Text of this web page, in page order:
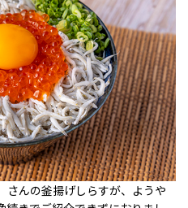
んの釜揚げしらすが、ようや